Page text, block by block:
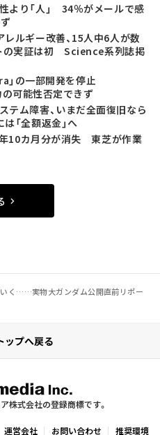
より「人」 34％がメールで感
レルギー改善、15人中6人が数
実証は初 Science系列誌掲
」の一部開発を停止
可能性否定できず
テム障害、いまだ全面復旧なら
「全額返金」へ
10カ月分が消失 東芝が作業
く……実物大ガンダム公開直前リポー
ップへ戻る
株式会社の登録商標です。
運営会社 お問い合わせ 推奨環境